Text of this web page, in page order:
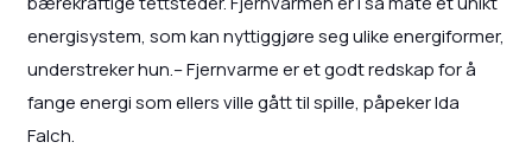
energisystem, som kan nyttiggjøre seg ulike energiformer,
understreker hun.– Fjernvarme er et godt redskap for å
fange energi som ellers ville gått til spille, påpeker Ida
Falch.